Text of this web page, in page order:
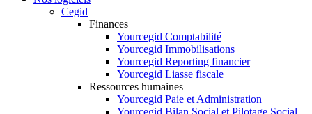
Cegid
Finances
Yourcegid Comptabilité
Yourcegid Immobilisations
Yourcegid Reporting financier
Yourcegid Liasse fiscale
Ressources humaines
Yourcegid Paie et Administration
Yourcegid Bilan Social et Pilotage Social